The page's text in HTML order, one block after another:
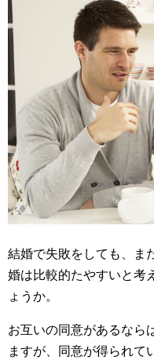
結婚で失敗をしても、ま
婚は比較的たやすいと考
ょうか。
お互いの同意があるなら
ますが、同意が得られて